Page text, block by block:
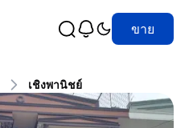
ขาย
เชิงพานิชย์